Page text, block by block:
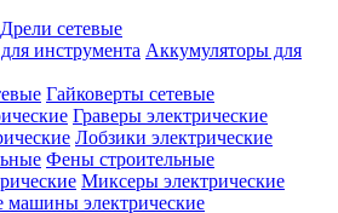
Дрели сетевые
Аккумуляторы для
Гайковерты сетевые
Граверы электрические
Лобзики электрические
Фены строительные
Миксеры электрические